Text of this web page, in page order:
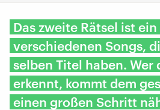
Das zweite Rätsel ist
verschiedenen Songs,
selben Titel haben. Wer
erkennt, kommt dem
einen großen Schritt